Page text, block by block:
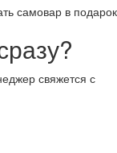
самовар в подарок
свяжется с